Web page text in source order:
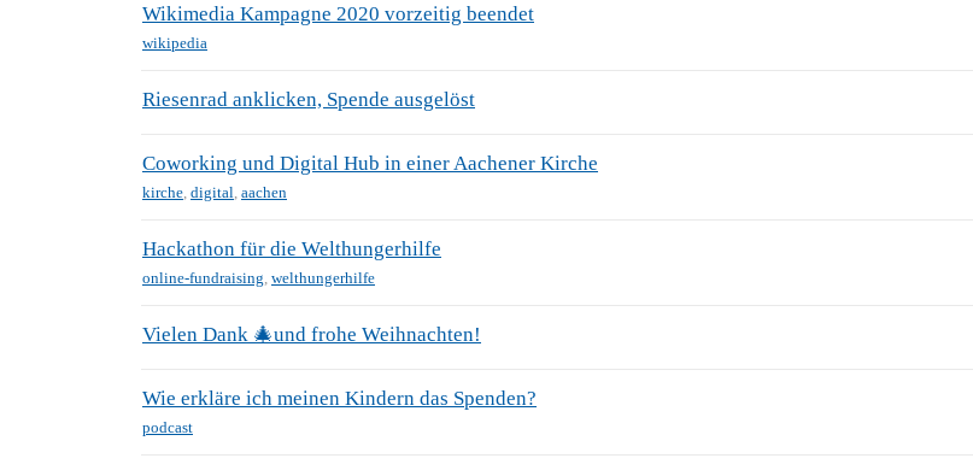
Wikimedia Kampagne 2020 vorzeitig beendet
wikipedia
Riesenrad anklicken, Spende ausgelöst
Coworking und Digital Hub in einer Aachener Kirche
kirche, digital, aachen
Hackathon für die Welthungerhilfe
online-fundraising, welthungerhilfe
Vielen Dank 🎄und frohe Weihnachten!
Wie erkläre ich meinen Kindern das Spenden?
podcast